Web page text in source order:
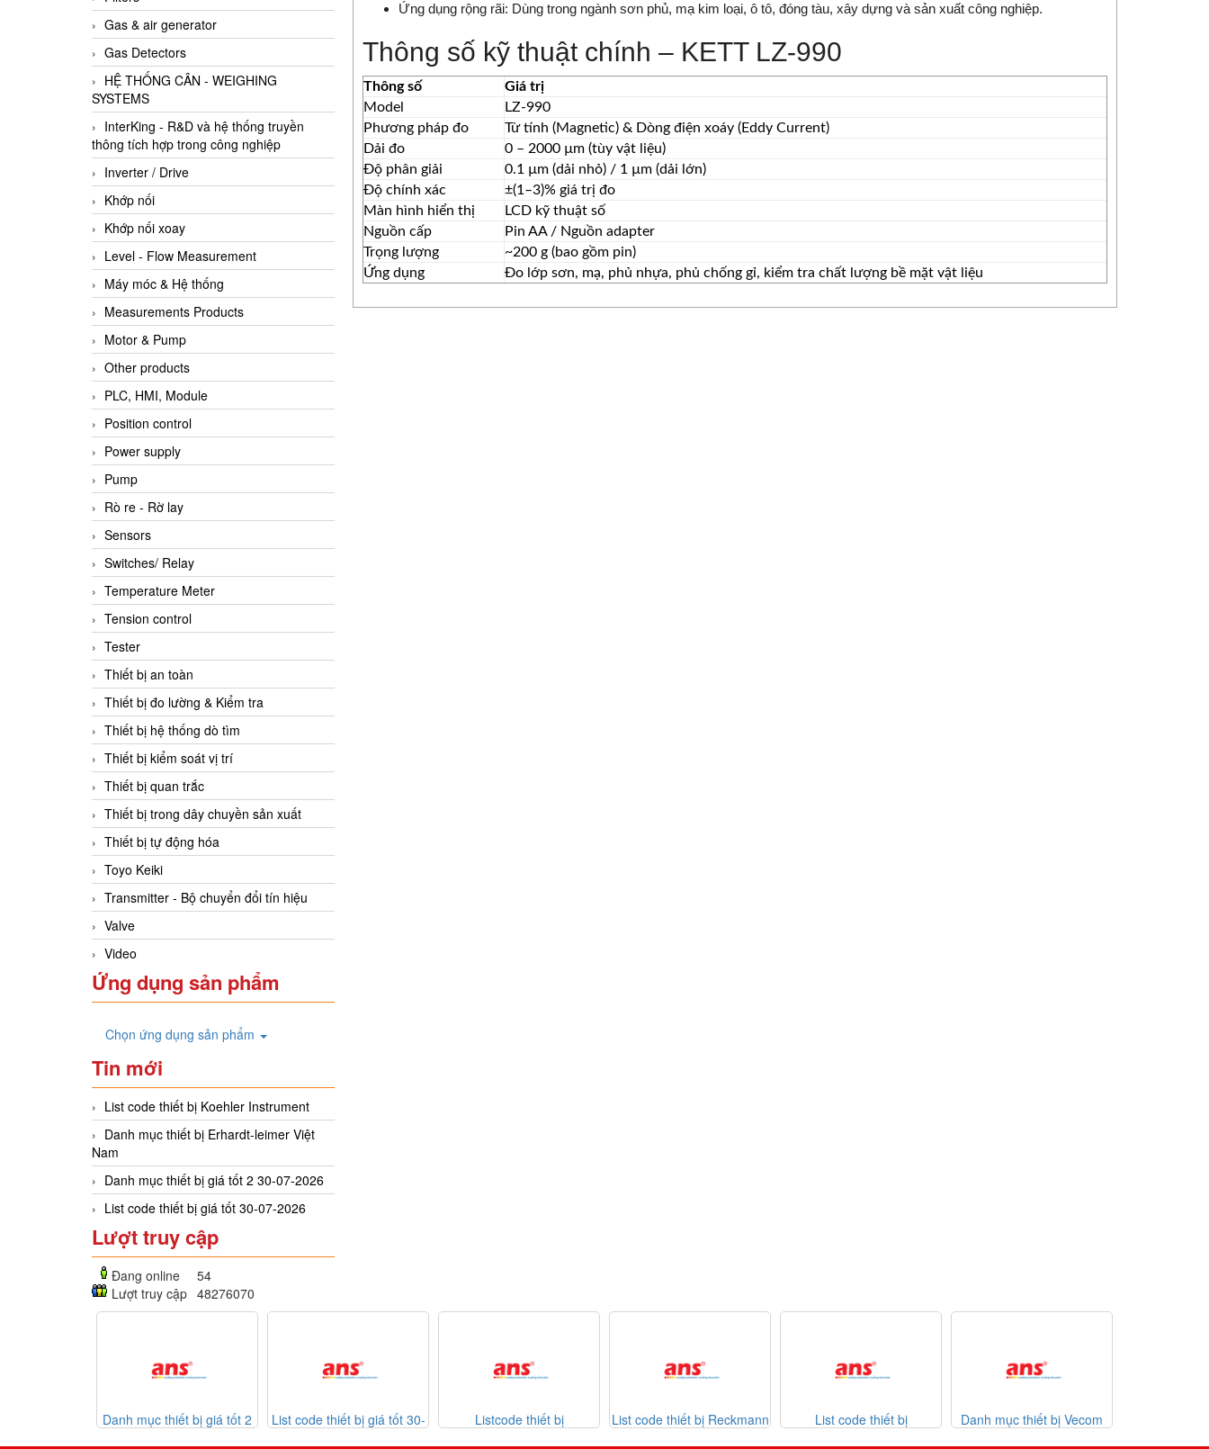
Gas & air generator
Gas Detectors
HỆ THỐNG CÂN - WEIGHING
SYSTEMS
InterKing - R&D và hệ thống truyền
thông tích hợp trong công nghiệp
Inverter / Drive
Khớp nối
Khớp nối xoay
Level - Flow Measurement
Máy móc & Hệ thống
Measurements Products
Motor & Pump
Other products
PLC, HMI, Module
Position control
Power supply
Pump
Rò re - Rờ lay
Sensors
Switches/ Relay
Temperature Meter
Tension control
Tester
Thiết bị an toàn
Thiết bị đo lường & Kiểm tra
Thiết bị hệ thống dò tìm
Thiết bị kiểm soát vị trí
Thiết bị quan trắc
Thiết bị trong dây chuyền sản xuất
Thiết bị tự động hóa
Toyo Keiki
Transmitter - Bộ chuyển đổi tín hiệu
Valve
Video
Ứng dụng sản phẩm
Chọn ứng dụng sản phẩm
Tin mới
List code thiết bị Koehler Instrument
Danh mục thiết bị Erhardt-leimer Việt
Nam
Danh mục thiết bị giá tốt 2 30-07-2026
List code thiết bị giá tốt 30-07-2026
Lượt truy cập
Đang online
54
Lượt truy cập 48276070
Ứng dụng rộng rãi: Dùng trong ngành sơn phủ, mạ kim loại, ô tô, đóng tàu, xây dựng và sản xuất công nghiệp.
Thông số kỹ thuật chính – KETT LZ-990
Thông số
Giá trị
Model
LZ-990
Phương pháp đo
Từ tính (Magnetic) & Dòng điện xoáy (Eddy Current)
Dải đo
0 – 2000 µm (tùy vật liệu)
Độ phân giải
0.1 µm (dải nhỏ) / 1 µm (dải lớn)
Độ chính xác
±(1–3)% giá trị đo
Màn hình hiển thị
LCD kỹ thuật số
Nguồn cấp
Pin AA / Nguồn adapter
Trọng lượng
~200 g (bao gồm pin)
Ứng dụng
Đo lớp sơn, mạ, phủ nhựa, phủ chống gỉ, kiểm tra chất lượng bề mặt vật liệu
Danh mục thiết bị giá tốt 2
List code thiết bị giá tốt 30-
Listcode thiết bị
List code thiết bị Reckmann
List code thiết bị
Danh mục thiết bị Vecom
Danh mục thiết bị